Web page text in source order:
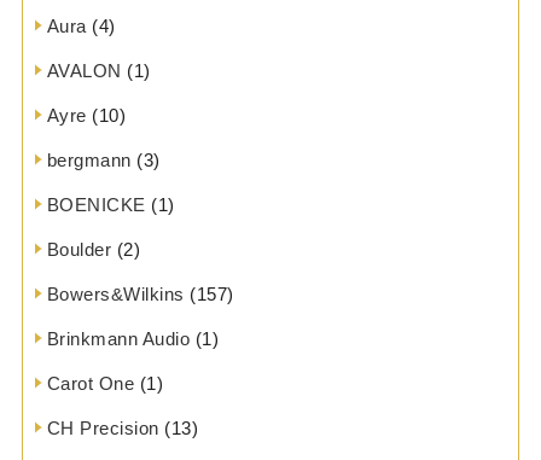
Aura (4)
AVALON (1)
Ayre (10)
bergmann (3)
BOENICKE (1)
Boulder (2)
Bowers&Wilkins (157)
Brinkmann Audio (1)
Carot One (1)
CH Precision (13)